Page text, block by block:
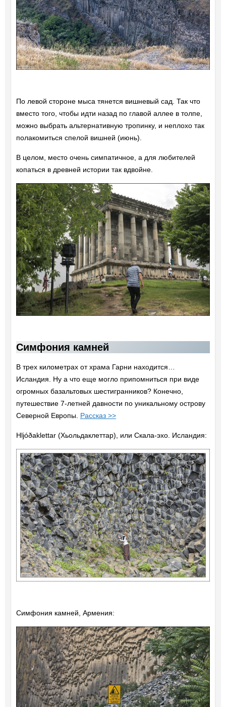
По левой стороне мыса тянется вишневый сад. Так что
вместо того, чтобы идти назад по главой аллее в толпе,
можно выбрать альтернативную тропинку, и неплохо так
полакомиться спелой вишней (июнь).
В целом, место очень симпатичное, а для любителей
копаться в древней истории так вдвойне.
Симфония камней
В трех километрах от храма Гарни находится…
Исландия. Ну а что еще могло припомниться при виде
огромных базальтовых шестигранников? Конечно,
путешествие 7-летней давности по уникальному острову
Северной Европы. Рассказ >>
Hljóðaklettar (Хьольдаклеттар), или Скала-эхо. Исландия:
Симфония камней, Армения: